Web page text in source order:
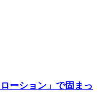
ーション」で固まっ